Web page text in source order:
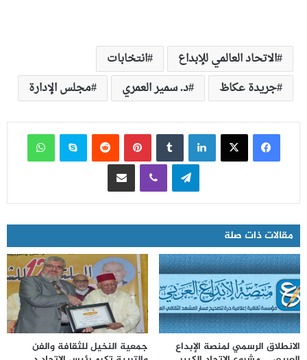
الاتحاد العالمي للإبداع
انتخابات
جريدة عكاظ
د. سمير العمري مجلس الإدارة
فيسبوك ‫X لينكدإن بينتيريست سكايب
تيلقرام
ڤايبر مشاركة عبر البريد
مقالات ذات صلة
الانطلاق الرسمي لمنصة الإبداع
جمعية النخيل للثقافة والفن